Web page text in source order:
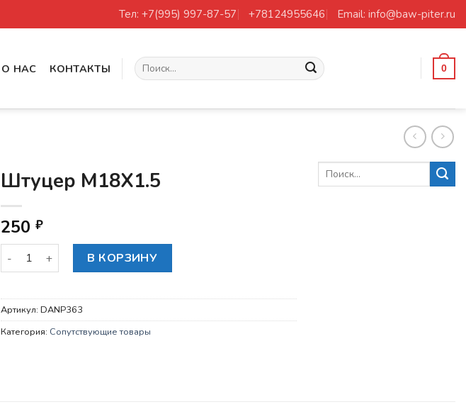
Тел: +7(995) 997-87-57 +78124955646 Email: info@baw-piter.ru
О НАС КОНТАКТЫ Искать: 0
Штуцер М18X1.5
250 ₽
Количество товара Штуцер М18X1.5
В КОРЗИНУ
Артикул: DANP363
Категория: Сопутствующие товары